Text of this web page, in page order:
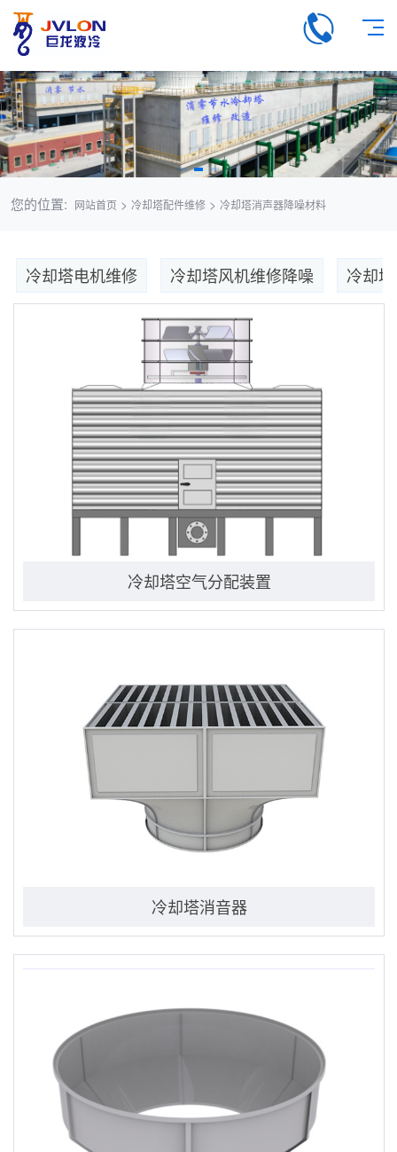
您的位置: 网站首页 > 冷却塔配件维修> 冷却塔消声器降噪材料
冷却塔电机维修 冷却塔风机维修降噪 冷却
冷却塔空气分配装置
冷却塔消音器